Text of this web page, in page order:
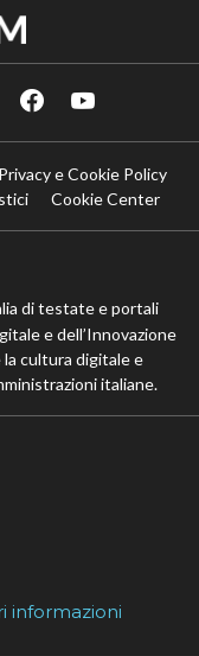
Privacy e Cookie Policy
Cookie Center
di testate e portali
e dell’Innovazione
cultura digitale e
italiane.
informazioni